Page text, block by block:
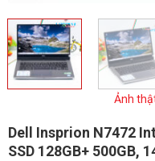
Ảnh
Dell Insprion N7472
SSD 128GB+ 500GB,